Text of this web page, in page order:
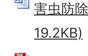
害虫防
19.2KB)